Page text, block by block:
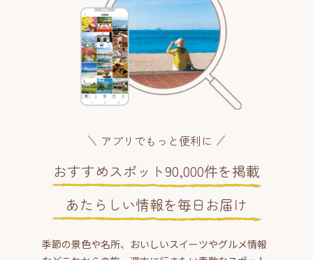
アプリでもっと便利に
おすすめスポット90,000件を掲載
あたらしい情報を毎日お届け
季節の景色や名所、おいしいスイーツやグルメ情報